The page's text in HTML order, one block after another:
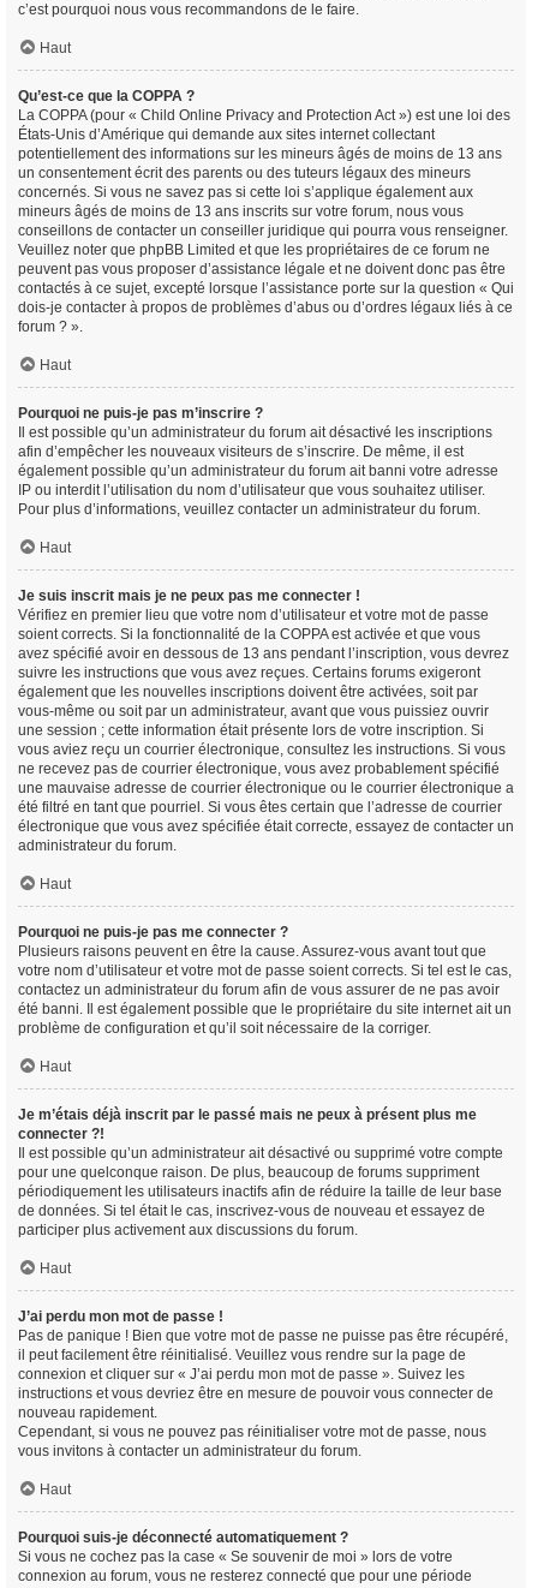
c’est pourquoi nous vous recommandons de le faire.
Haut
Qu’est-ce que la COPPA ?
La COPPA (pour « Child Online Privacy and Protection Act ») est une loi des
États-Unis d’Amérique qui demande aux sites internet collectant
potentiellement des informations sur les mineurs âgés de moins de 13 ans
un consentement écrit des parents ou des tuteurs légaux des mineurs
concernés. Si vous ne savez pas si cette loi s’applique également aux
mineurs âgés de moins de 13 ans inscrits sur votre forum, nous vous
conseillons de contacter un conseiller juridique qui pourra vous renseigner.
Veuillez noter que phpBB Limited et que les propriétaires de ce forum ne
peuvent pas vous proposer d’assistance légale et ne doivent donc pas être
contactés à ce sujet, excepté lorsque l’assistance porte sur la question « Qui
dois-je contacter à propos de problèmes d’abus ou d’ordres légaux liés à ce
forum ? ».
Haut
Pourquoi ne puis-je pas m’inscrire ?
Il est possible qu’un administrateur du forum ait désactivé les inscriptions
afin d’empêcher les nouveaux visiteurs de s’inscrire. De même, il est
également possible qu’un administrateur du forum ait banni votre adresse
IP ou interdit l’utilisation du nom d’utilisateur que vous souhaitez utiliser.
Pour plus d’informations, veuillez contacter un administrateur du forum.
Haut
Je suis inscrit mais je ne peux pas me connecter !
Vérifiez en premier lieu que votre nom d’utilisateur et votre mot de passe
soient corrects. Si la fonctionnalité de la COPPA est activée et que vous
avez spécifié avoir en dessous de 13 ans pendant l’inscription, vous devrez
suivre les instructions que vous avez reçues. Certains forums exigeront
également que les nouvelles inscriptions doivent être activées, soit par
vous-même ou soit par un administrateur, avant que vous puissiez ouvrir
une session ; cette information était présente lors de votre inscription. Si
vous aviez reçu un courrier électronique, consultez les instructions. Si vous
ne recevez pas de courrier électronique, vous avez probablement spécifié
une mauvaise adresse de courrier électronique ou le courrier électronique a
été filtré en tant que pourriel. Si vous êtes certain que l’adresse de courrier
électronique que vous avez spécifiée était correcte, essayez de contacter un
administrateur du forum.
Haut
Pourquoi ne puis-je pas me connecter ?
Plusieurs raisons peuvent en être la cause. Assurez-vous avant tout que
votre nom d’utilisateur et votre mot de passe soient corrects. Si tel est le cas,
contactez un administrateur du forum afin de vous assurer de ne pas avoir
été banni. Il est également possible que le propriétaire du site internet ait un
problème de configuration et qu’il soit nécessaire de la corriger.
Haut
Je m’étais déjà inscrit par le passé mais ne peux à présent plus me
connecter ?!
Il est possible qu’un administrateur ait désactivé ou supprimé votre compte
pour une quelconque raison. De plus, beaucoup de forums suppriment
périodiquement les utilisateurs inactifs afin de réduire la taille de leur base
de données. Si tel était le cas, inscrivez-vous de nouveau et essayez de
participer plus activement aux discussions du forum.
Haut
J’ai perdu mon mot de passe !
Pas de panique ! Bien que votre mot de passe ne puisse pas être récupéré,
il peut facilement être réinitialisé. Veuillez vous rendre sur la page de
connexion et cliquer sur « J’ai perdu mon mot de passe ». Suivez les
instructions et vous devriez être en mesure de pouvoir vous connecter de
nouveau rapidement.
Cependant, si vous ne pouvez pas réinitialiser votre mot de passe, nous
vous invitons à contacter un administrateur du forum.
Haut
Pourquoi suis-je déconnecté automatiquement ?
Si vous ne cochez pas la case « Se souvenir de moi » lors de votre
connexion au forum, vous ne resterez connecté que pour une période